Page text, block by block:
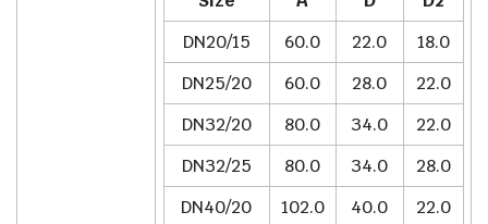
DN20/15
60.0 22.0
18.0
DN25/20
60.0 28.0
22.0
DN32/20
80.0 34.0
22.0
DN32/25
80.0 34.0
28.0
DN40/20
102.0 40.0
22.0